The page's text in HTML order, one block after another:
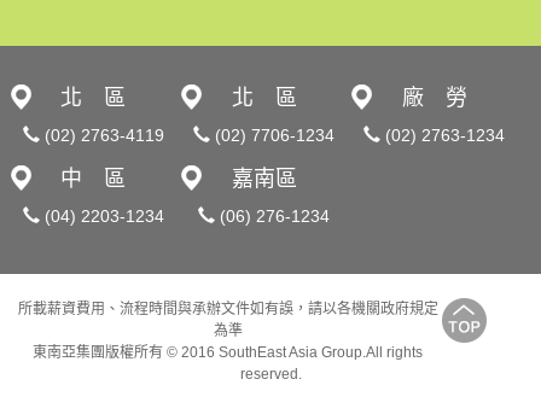
北 區
(02) 2763-4119
北 區
(02) 7706-1234
廠 勞
(02) 2763-1234
中 區
(04) 2203-1234
嘉南區
(06) 276-1234
所載薪資費用、流程時間與承辦文件如有誤，請以各機關政府規定
為準
東南亞集團版權所有 © 2016 SouthEast Asia Group.All rights
reserved.